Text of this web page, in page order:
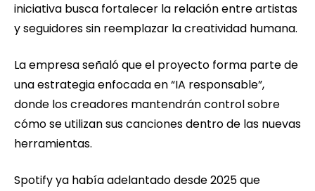
iniciativa busca fortalecer la relación entre artistas
y seguidores sin reemplazar la creatividad humana.
La empresa señaló que el proyecto forma parte de
una estrategia enfocada en “IA responsable”,
donde los creadores mantendrán control sobre
cómo se utilizan sus canciones dentro de las nuevas
herramientas.
Spotify ya había adelantado desde 2025 que